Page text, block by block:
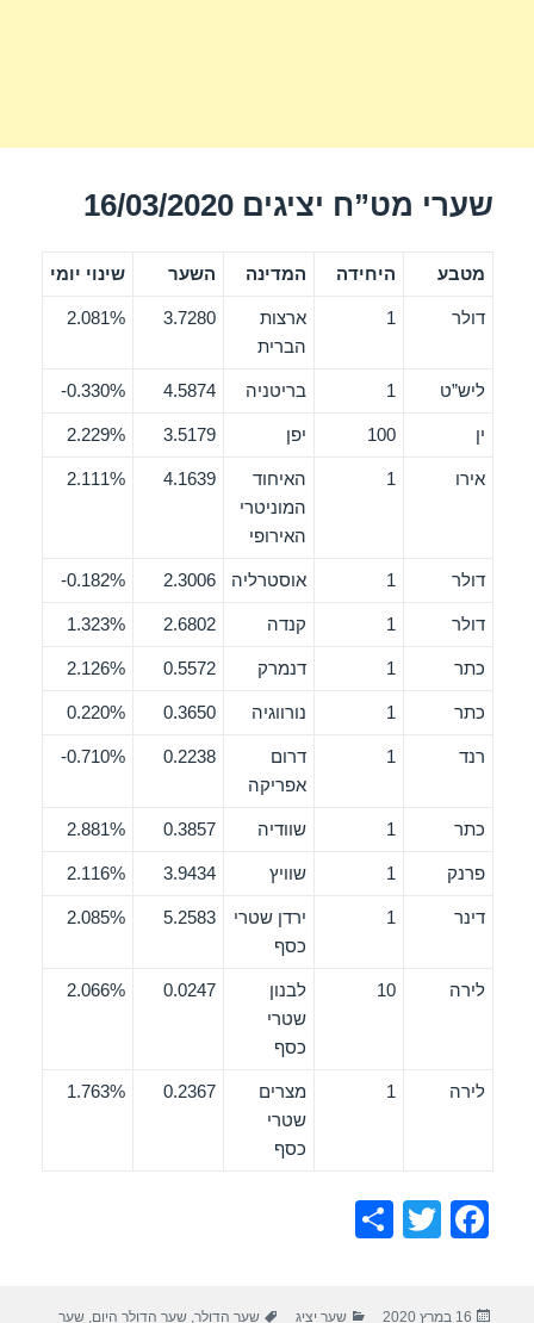
שערי מט”ח יציגים 16/03/2020
מטבע היחידה המדינה השער שינוי יומי
דולר 1
ארצות
הברית
3.7280
2.081%
ליש”ט 1 בריטניה 4.5874
0.330%-
ין 100 יפן 3.5179
2.229%
אירו 1
האיחוד
המוניטרי
האירופי
4.1639
2.111%
דולר 1 אוסטרליה 2.3006
0.182%-
דולר 1 קנדה 2.6802
1.323%
כתר 1 דנמרק 0.5572
2.126%
כתר 1 נורווגיה 0.3650
0.220%
רנד 1
דרום
אפריקה
0.2238
0.710%-
כתר 1 שוודיה 0.3857
2.881%
פרנק 1 שוויץ 3.9434
2.116%
דינר 1
ירדן שטרי
כסף
5.2583
2.085%
לירה 10
לבנון
שטרי
כסף
0.0247
2.066%
לירה 1
מצרים
שטרי
כסף
0.2367
1.763%
F
T
פורסם
16 במרץ 2020 קטגוריות
שער יציג תגיות
שער הדולר,שער הדולר היום,שער